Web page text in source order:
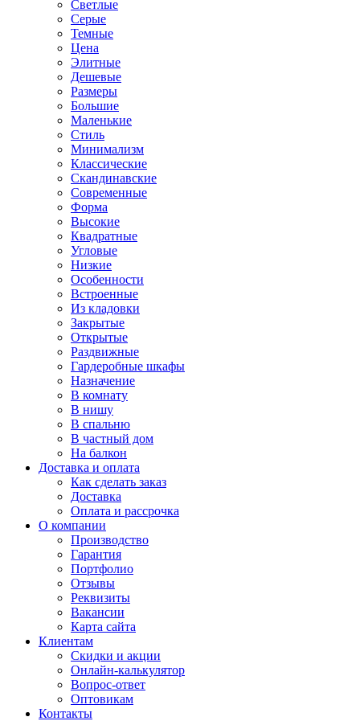
Светлые
Серые
Темные
Цена
Элитные
Дешевые
Размеры
Большие
Маленькие
Стиль
Минимализм
Классические
Скандинавские
Современные
Форма
Высокие
Квадратные
Угловые
Низкие
Особенности
Встроенные
Из кладовки
Закрытые
Открытые
Раздвижные
Гардеробные шкафы
Назначение
В комнату
В нишу
В спальню
В частный дом
На балкон
Доставка и оплата
Как сделать заказ
Доставка
Оплата и рассрочка
О компании
Производство
Гарантия
Портфолио
Отзывы
Реквизиты
Вакансии
Карта сайта
Клиентам
Скидки и акции
Онлайн-калькулятор
Вопрос-ответ
Оптовикам
Контакты